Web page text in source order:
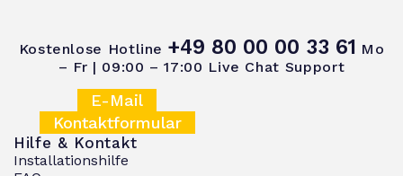
Kostenlose Hotline +49 80 00 00 33 61 Mo
– Fr | 09:00 – 17:00 Live Chat Support
E-Mail
Kontaktformular
Hilfe & Kontakt
Installationshilfe